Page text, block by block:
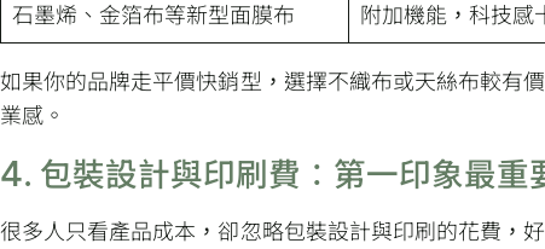
石墨烯、金箔布等新型面膜布
附加機能，科技感
如果你的品牌走平價快銷型，選擇不織布或天絲布較有
業感。
4. 包裝設計與印刷費：第一印象最重
很多人只看產品成本，卻忽略包裝設計與印刷的花費，